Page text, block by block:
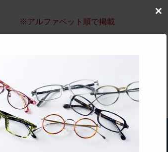
※アルファベット順で掲載
ＬＬＥＣ